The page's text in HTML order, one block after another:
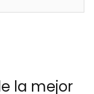
la mejor